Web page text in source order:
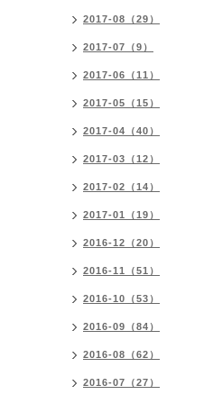
2017-08（29）
2017-07（9）
2017-06（11）
2017-05（15）
2017-04（40）
2017-03（12）
2017-02（14）
2017-01（19）
2016-12（20）
2016-11（51）
2016-10（53）
2016-09（84）
2016-08（62）
2016-07（27）